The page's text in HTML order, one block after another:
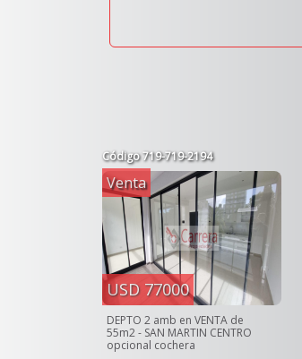
Código719-719-2194
Venta
USD 77000
DEPTO 2 amb en VENTA de
55m2 - SAN MARTIN CENTRO
opcional cochera